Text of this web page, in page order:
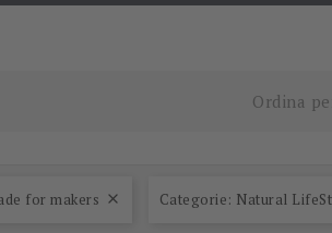
Ordina
for makers  Categorie: Natural